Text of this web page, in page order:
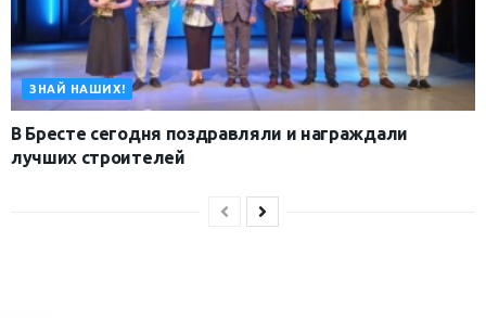
ЗНАЙ НАШИХ!
В Бресте сегодня поздравляли и награждали
лучших строителей